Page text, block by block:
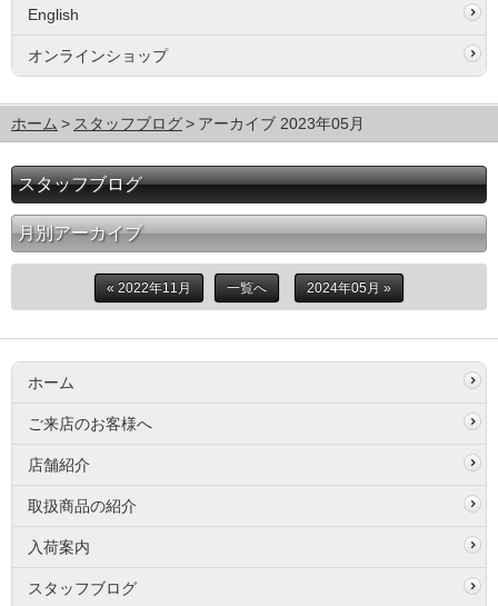
English
オンラインショップ
ホーム スタッフブログ アーカイブ 2023年05月
スタッフブログ
月別アーカイブ
« 2022年11月 一覧へ 2024年05月 »
ホーム
ご来店のお客様へ
店舗紹介
取扱商品の紹介
入荷案内
スタッフブログ